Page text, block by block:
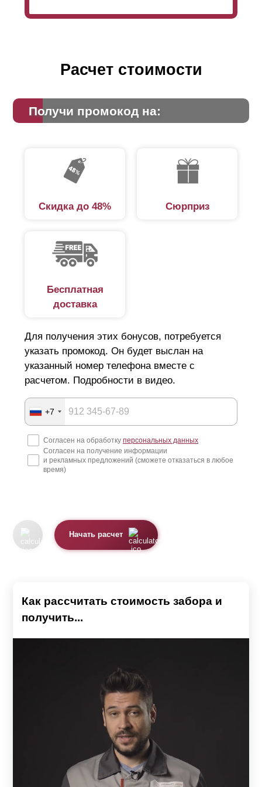
Расчет стоимости
Получи промокод на:
Скидка до 48% Сюрприз
Бесплатная
доставка
Для получения этих бонусов, потребуется
указать промокод. Он будет выслан на
указанный номер телефона вместе с
расчетом. Подробности в видео.
+7
Согласен на обработку персональных данных
Согласен на получение информации
и рекламных предложений (сможете отказаться в любое
время)
Начать расчет
Как рассчитать стоимость забора и
получить...